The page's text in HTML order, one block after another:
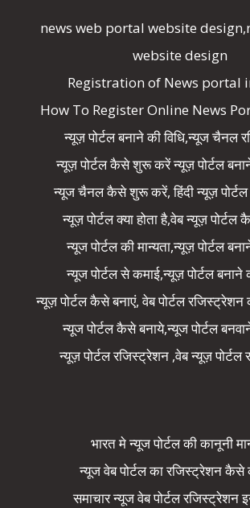
news web portal website
website design
Registration of News portal
How To Register Online News
न्यूज़ पोर्टल बनाने की विधि,न्यूज चैनल
न्यूज़ पोर्टल कैसे शुरू करें न्यूज़ पोर्टल
न्यूज चैनल कैसे शुरू करें, हिंदी न्यूज़
न्यूज़ पोर्टल क्या होता है,वेब न्यूज़ पोर्टल
न्यूज पोर्टल की मान्यता,न्यूज़ पोर्टल
न्यूज पोर्टल से कमाई,न्यूज़ पोर्टल बनाने
न्यूज़ पोर्टल कैसे बनाएं, वेब पोर्टल रजिस्ट्रेशन
न्यूज पोर्टल कैसे बनाये,न्यूज पोर्टल
न्यूज़ पोर्टल रजिस्ट्रेशन ,वेब न्यूज़
भारत मे न्यूज पोर्टल की कानूनी
न्यूज वेब पोर्टल का रजिस्ट्रेशन कैसे
समाचार न्यूज वेब पोर्टल रजिस्ट्रेशन